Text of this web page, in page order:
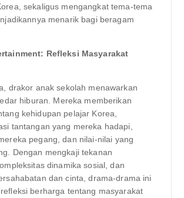
sekaligus mengangkat tema-tema
menarik bagi beragam
Refleksi Masyarakat
drakor anak sekolah menawarkan
hiburan. Mereka memberikan
kehidupan pelajar Korea,
tantangan yang mereka hadapi,
pegang, dan nilai-nilai yang
Dengan mengkaji tekanan
dinamika sosial, dan
dan cinta, drama-drama ini
berharga tentang masyarakat